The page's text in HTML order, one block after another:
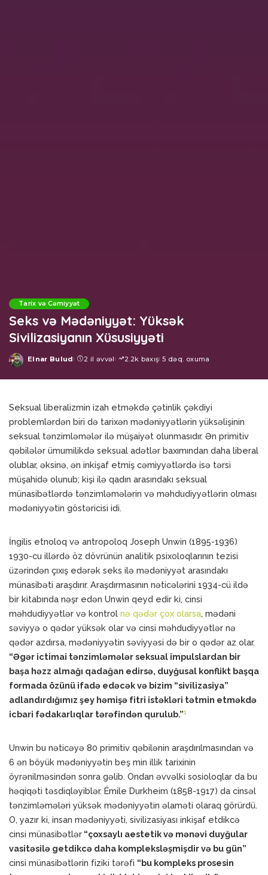
Tarix və Cəmiyyət
Seks və Mədəniyyət: Yüksək
Sivilizasiyanın Xüsusiyyəti
Posted
Elnar Bulud 2 il əvvəl 2.2k baxış 5 dəq. oxuma
Seksual liberalizmin izah etməkdə çətinlik çəkdiyi
problemlərdən biri də tarixən mədəniyyətlərin yüksəlişinin
seksual tənzimləmələr ilə müşaiyət olunmasıdır. Ən primitiv
qəbilələr ümumilikdə seksual adətlər baxımından daha liberal
olublar, əksinə, ən inkişaf etmiş cəmiyyətlərdə isə tərsi
müşahidə olunub; kişi ilə qadın arasındakı seksual
münasibətlərdə tənzimləmələrin və məhdudiyyətlərin olması
mədəniyyətin göstəricisi idi.
İngilis etnoloq və antropoloq Joseph Unwin (1895-1936)
1930-cu illərdə öz dövrünün analitik psixoloqlarının tezisi
üzərindən çıxış edərək seks ilə mədəniyyət arasındakı
münasibəti araşdırır. Araşdırmasının nəticələrini 1934-cü ildə
bir kitabında nəşr edən Unwin qeyd edir ki, cinsi
məhdudiyyətlər və kontrol nə qədər çox olarsa, mədəni
səviyyə o qədər yüksək olar və cinsi məhdudiyyətlər nə
qədər azdırsa, mədəniyyətin səviyyəsi də bir o qədər az olar.
“Əgər ictimai tənzimləmələr seksual impulslardan bir
başa həzz almağı qadağan edirsə, duyğusal konflikt başqa
formada özünü ifadə edəcək və bizim “sivilizasiya”
adlandırdığımız şey həmişə fitri istəkləri tətmin etməkdə
icbari fədakarlıqlar tərəfindən qurulub.”1
Unwin bu nəticəyə 80 primitiv qəbilənin araşdırılmasından və
6 ən böyük mədəniyyətin beş min illik tarixinin
öyrənilməsindən sonra gəlib. Ondan əvvəlki sosioloqlar da bu
həqiqəti təsdiqləyiblər. Émile Durkheim (1858-1917) da cinsəl
tənzimləmələri yüksək mədəniyyətin əlaməti olaraq görürdü.
O, yazır ki, insan mədəniyyəti, sivilizasiyası inkişaf etdikcə
cinsi münasibətlər “çoxsaylı aestetik və mənəvi duyğular
vasitəsilə getdikcə daha kompleksləşmişdir və bu gün”
cinsi münasibətlərin fiziki tərəfi “bu kompleks prosesin